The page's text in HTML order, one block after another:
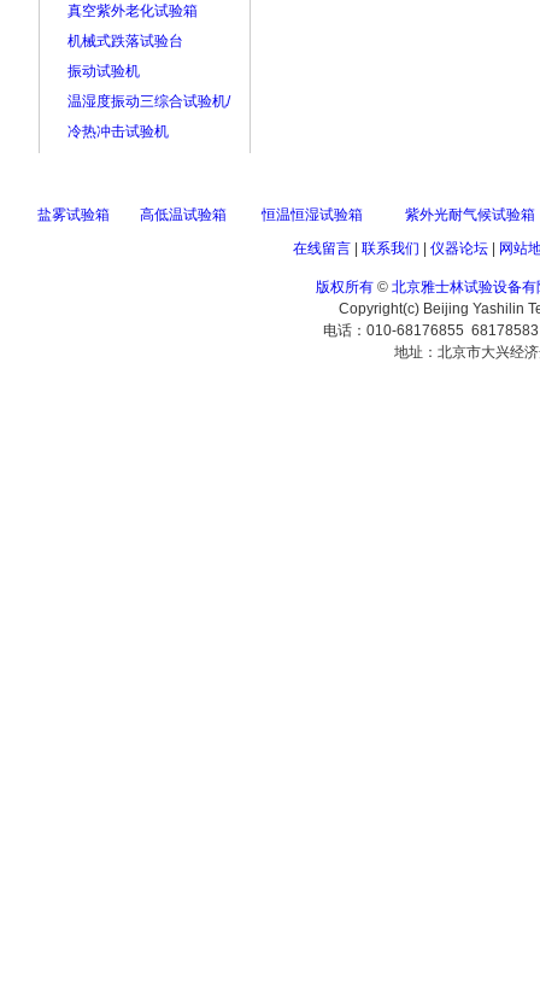
真空紫外老化试验箱
机械式跌落试验台
振动试验机
温湿度振动三综合试验机/
冷热冲击试验机
盐雾试验箱 高低温试验箱 恒温恒湿试验箱
紫外光耐气候试验箱
在线留言| 联系我们 仪器论坛| 网站
版权所有 © 北京雅士林试验设备有
Copyright(c) Beijing Yashilin
电话：010-68176855
地址：北京市大兴经